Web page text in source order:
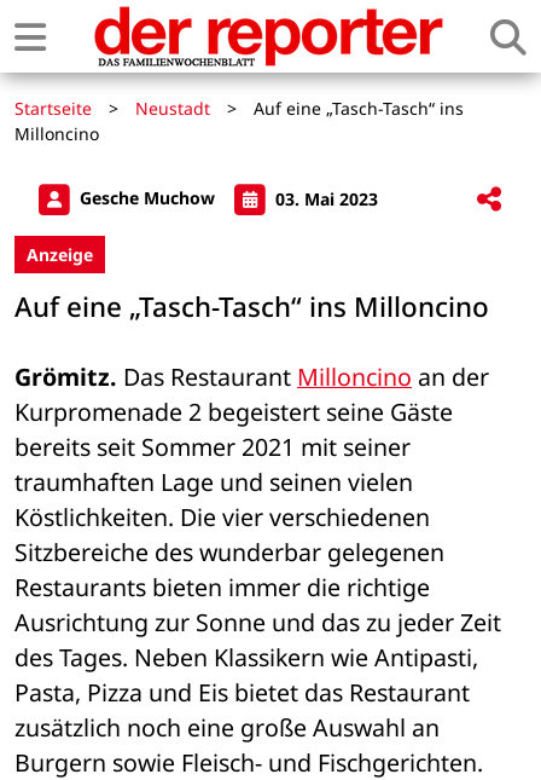
Startseite > Neustadt >
Auf eine „Tasch-Tasch“ ins
Milloncino
Gesche Muchow 03. Mai 2023
Anzeige
Auf eine „Tasch-Tasch“ ins Milloncino
Grömitz. Das Restaurant Milloncino an der
Kurpromenade 2 begeistert seine Gäste
bereits seit Sommer 2021 mit seiner
traumhaften Lage und seinen vielen
Köstlichkeiten. Die vier verschiedenen
Sitzbereiche des wunderbar gelegenen
Restaurants bieten immer die richtige
Ausrichtung zur Sonne und das zu jeder Zeit
des Tages. Neben Klassikern wie Antipasti,
Pasta, Pizza und Eis bietet das Restaurant
zusätzlich noch eine große Auswahl an
Burgern sowie Fleisch- und Fischgerichten.